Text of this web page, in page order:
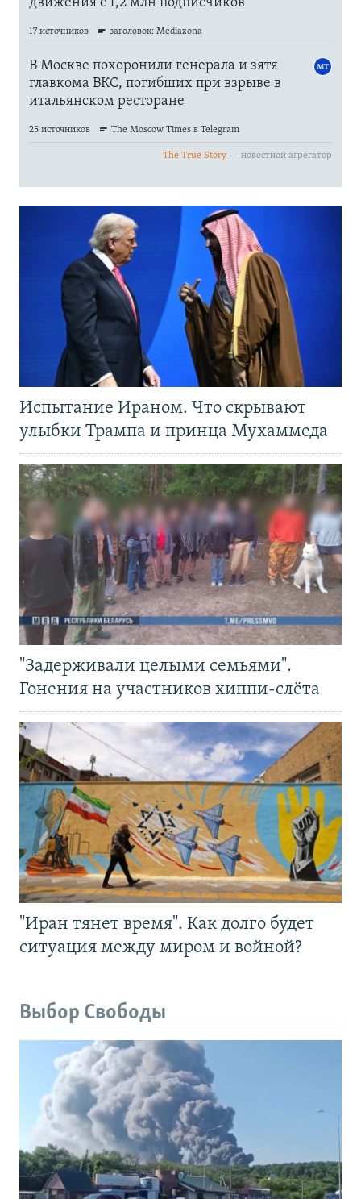
Испытание Ираном. Что скрывают
улыбки Трампа и принца Мухаммеда
"Задерживали целыми семьями".
Гонения на участников хиппи-слёта
"Иран тянет время". Как долго будет
ситуация между миром и войной?
Выбор Свободы